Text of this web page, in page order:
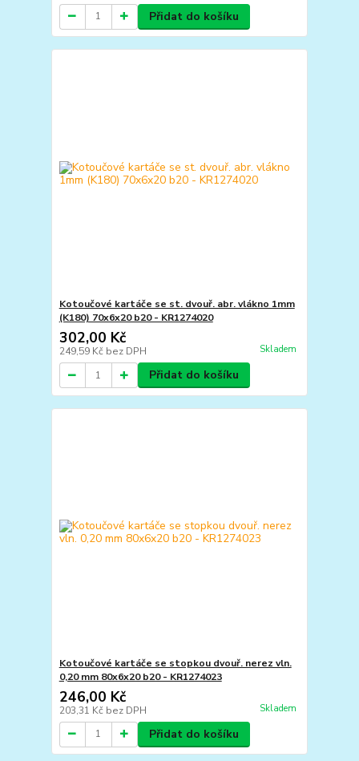
Přidat do košíku
Kotoučové kartáče se st. dvouř. abr. vlákno 1mm
(K180) 70x6x20 b20 - KR1274020
302,00 Kč
249,59 Kč bez DPH Skladem
Přidat do košíku
Kotoučové kartáče se stopkou dvouř. nerez vln.
0,20 mm 80x6x20 b20 - KR1274023
246,00 Kč
203,31 Kč bez DPH Skladem
Přidat do košíku